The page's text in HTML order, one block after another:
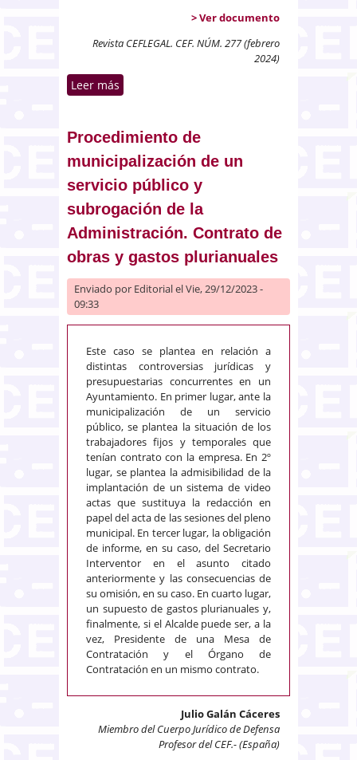
> Ver documento
Revista CEFLEGAL. CEF. NÚM. 277 (febrero
2024)
Leer más
Procedimiento de
municipalización de un
servicio público y
subrogación de la
Administración. Contrato de
obras y gastos plurianuales
Enviado por Editorialel Vie, 29/12/2023 -
09:33
Este caso se plantea en relación a
distintas controversias jurídicas y
presupuestarias concurrentes en un
Ayuntamiento. En primer lugar, ante la
municipalización de un servicio
público, se plantea la situación de los
trabajadores fijos y temporales que
tenían contrato con la empresa. En 2º
lugar, se plantea la admisibilidad de la
implantación de un sistema de video
actas que sustituya la redacción en
papel del acta de las sesiones del pleno
municipal. En tercer lugar, la obligación
de informe, en su caso, del Secretario
Interventor en el asunto citado
anteriormente y las consecuencias de
su omisión, en su caso. En cuarto lugar,
un supuesto de gastos plurianuales y,
finalmente, si el Alcalde puede ser, a la
vez, Presidente de una Mesa de
Contratación y el Órgano de
Contratación en un mismo contrato.
Julio Galán Cáceres
Miembro del Cuerpo Jurídico de Defensa
Profesor del CEF.- (España)